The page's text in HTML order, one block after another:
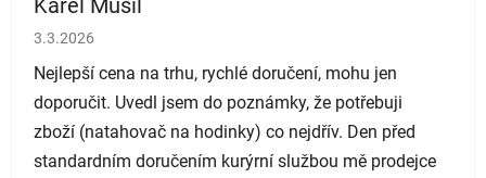
Hodnocení obchodu je 5 z 5 hvězdiček.
3.3.2026
Nejlepší cena na trhu, rychlé doručení, mohu jen
doporučit. Uvedl jsem do poznámky, že potřebuji
zboží (natahovač na hodinky) co nejdřív. Den před
standardním doručením kurýrní službou mě prodejce